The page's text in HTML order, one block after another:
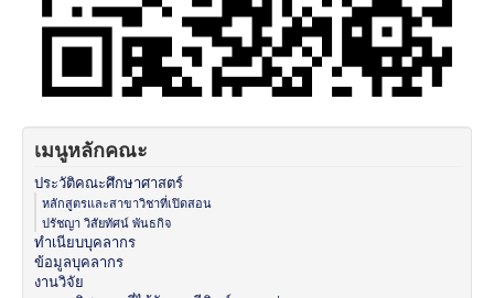
เมนูหลักคณะ
ประวัติคณะศึกษาศาสตร์
หลักสูตรและสาขาวิชาที่เปิดสอน
ปรัชญา วิสัยทัศน์ พันธกิจ
ทำเนียบบุคลากร
ข้อมูลบุคลากร
งานวิจัย